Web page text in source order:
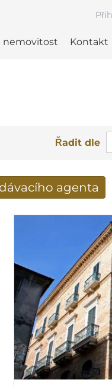
nemovitost Kontakt
Řadit dle
agenta